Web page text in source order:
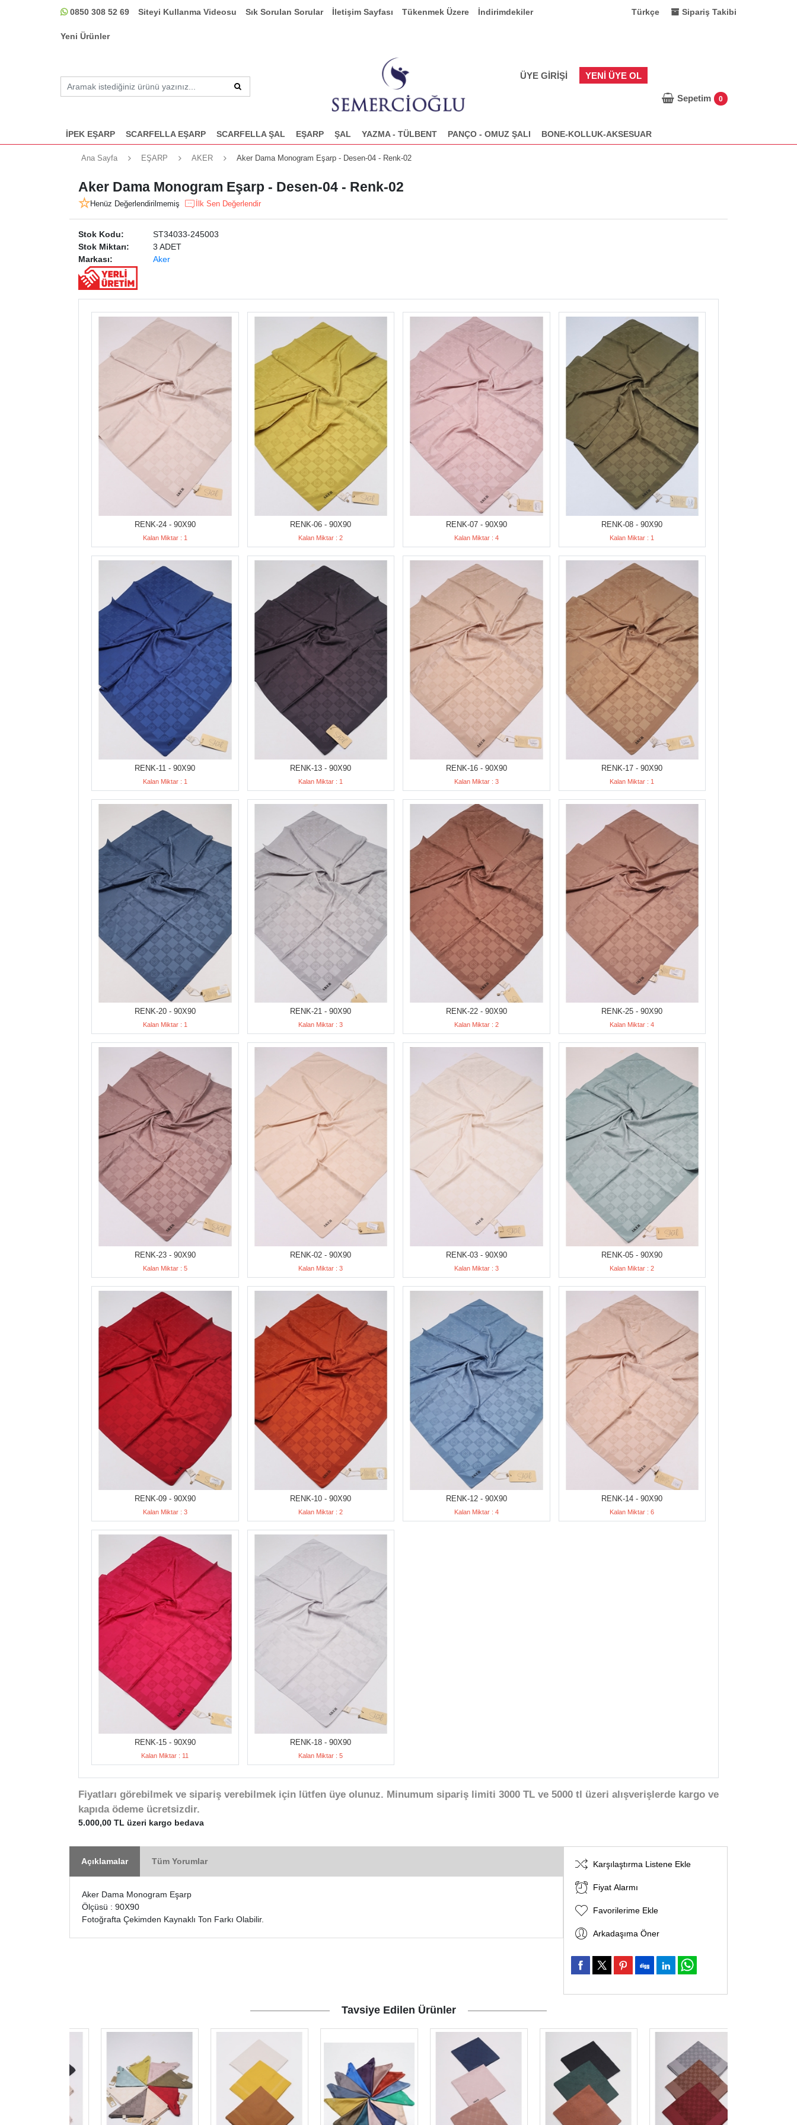
0850 308 52 69 Siteyi Kullanma Videosu Sık Sorulan Sorular İletişim Sayfası Tükenmek Üzere İndirimdekiler
Yeni Ürünler
Sipariş Takibi
Türkçe
ÜYE GIRIŞI YENI ÜYE OL
Sepetim 0
İPEK EŞARP SCARFELLA EŞARP SCARFELLA ŞAL EŞARP ŞAL YAZMA - TÜLBENT PANÇO - OMUZ ŞALI BONE-KOLLUK-AKSESUAR
Ana Sayfa EŞARP AKER Aker Dama Monogram Eşarp - Desen-04 - Renk-02
Aker Dama Monogram Eşarp - Desen-04 - Renk-02
Henüz Değerlendirilmemiş İlk Sen Değerlendir
Stok Kodu:
ST34033-245003
Stok Miktarı:
3 ADET
Markası:
Aker
RENK-24 - 90X90
Kalan Miktar : 1
RENK-06 - 90X90
Kalan Miktar : 2
RENK-07 - 90X90
Kalan Miktar : 4
RENK-08 - 90X90
Kalan Miktar : 1
RENK-11 - 90X90
Kalan Miktar : 1
RENK-13 - 90X90
Kalan Miktar : 1
RENK-16 - 90X90
Kalan Miktar : 3
RENK-17 - 90X90
Kalan Miktar : 1
RENK-20 - 90X90
Kalan Miktar : 1
RENK-21 - 90X90
Kalan Miktar : 3
RENK-22 - 90X90
Kalan Miktar : 2
RENK-25 - 90X90
Kalan Miktar : 4
RENK-23 - 90X90
Kalan Miktar : 5
RENK-02 - 90X90
Kalan Miktar : 3
RENK-03 - 90X90
Kalan Miktar : 3
RENK-05 - 90X90
Kalan Miktar : 2
RENK-09 - 90X90
Kalan Miktar : 3
RENK-10 - 90X90
Kalan Miktar : 2
RENK-12 - 90X90
Kalan Miktar : 4
RENK-14 - 90X90
Kalan Miktar : 6
RENK-15 - 90X90
Kalan Miktar : 11
RENK-18 - 90X90
Kalan Miktar : 5
Fiyatları görebilmek ve sipariş verebilmek için lütfen üye olunuz. Minumum sipariş limiti 3000 TL ve 5000 tl üzeri alışverişlerde kargo ve
kapıda ödeme ücretsizdir.
5.000,00 TL üzeri kargo bedava
Açıklamalar Tüm Yorumlar
Aker Dama Monogram Eşarp
Ölçüsü : 90X90
Fotoğrafta Çekimden Kaynaklı Ton Farkı Olabilir.
Karşılaştırma Listene Ekle
Fiyat Alarmı
Favorilerime Ekle
Arkadaşıma Öner
Tavsiye Edilen Ürünler